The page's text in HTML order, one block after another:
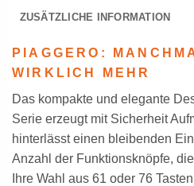
ZUSÄTZLICHE INFORMATION
PIAGGERO:
WIRKLICH MEHR
Das kompakte und elegante
Serie erzeugt mit Sicherheit
hinterlässt einen bleibenden
Anzahl der Funktionsknöpfe,
Ihre Wahl aus 61 oder 76